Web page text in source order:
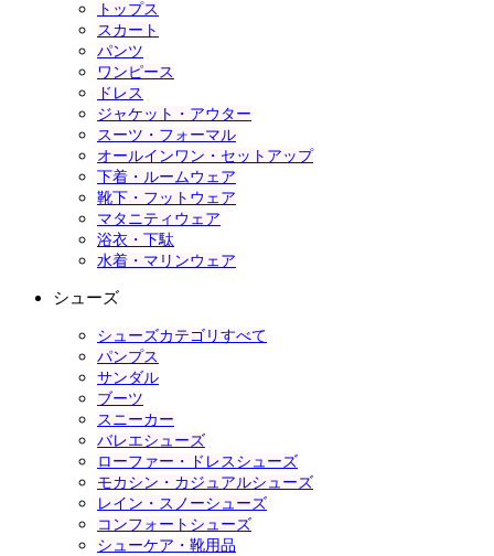
トップス
スカート
パンツ
ワンピース
ドレス
ジャケット・アウター
スーツ・フォーマル
オールインワン・セットアップ
下着・ルームウェア
靴下・フットウェア
マタニティウェア
浴衣・下駄
水着・マリンウェア
シューズ
シューズカテゴリすべて
パンプス
サンダル
ブーツ
スニーカー
バレエシューズ
ローファー・ドレスシューズ
モカシン・カジュアルシューズ
レイン・スノーシューズ
コンフォートシューズ
シューケア・靴用品